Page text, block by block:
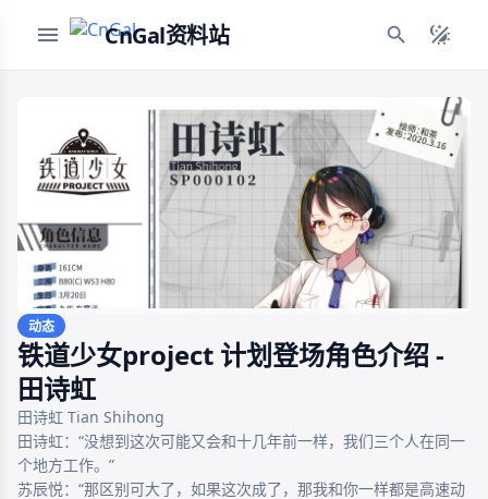
CnGal资料站
动态
铁道少女project 计划登场角色介绍 -
田诗虹
田诗虹 Tian Shihong
田诗虹：“没想到这次可能又会和十几年前一样，我们三个人在同一
个地方工作。”
苏辰悦：“那区别可大了，如果这次成了，那我和你一样都是高速动